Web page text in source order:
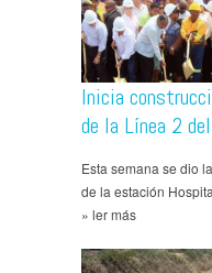
Inicia
de la Línea 2
Esta semana se dio
de la estación
» ler más